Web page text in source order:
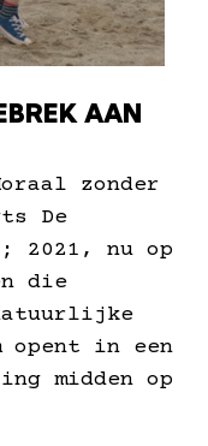
AAN
zonder
De
2021, nu op
die
opent in een
midden op